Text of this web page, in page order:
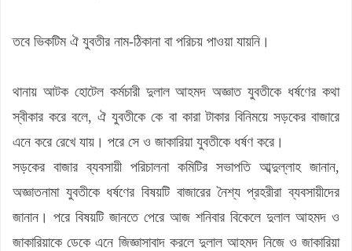
তবে ভিকটিম ঐ যুবতীর নাম-ঠিকানা বা পরিচয় পাওয়া যায়নি।
থানায় আটক হোটেল কর্মচারী দুলাল আহমদ অজ্ঞাত যুবতীকে ধর্ষণের কথা
স্বীকার করে বলে, ঐ যুবতীকে কে বা কারা টাকার বিনিময়ে সড়কের বাজারে
এনে করে রেখে যায়। পরে সে ও জাকারিয়া যুবতীকে ধর্ষণ করে।
সড়কের বাজার ব্যবসায়ী পরিচালনা কমিটির সভাপতি আব্দুল্লাহ জানান,
অজ্ঞাতনামা যুবতীকে ধর্ষণের বিষয়টি বাজারের নৈশ্য প্রহরীরা ব্যবসায়ীদের
জানান। পরে বিষয়টি জানতে পেরে আজ শনিবার বিকেলে দুলাল আহমদ ও
জাকারিয়াকে ডেকে এনে জিজ্ঞাসাবাদ করলে দুলাল আহমদ নিজে ও জাকারিয়া